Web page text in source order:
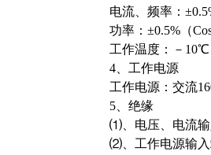
电流、频率：
功率：±0.5%（
工作温度：－
4、工作电源
工作电源：交流
5、绝缘
⑴、电压、电流
⑵、工作电源输入